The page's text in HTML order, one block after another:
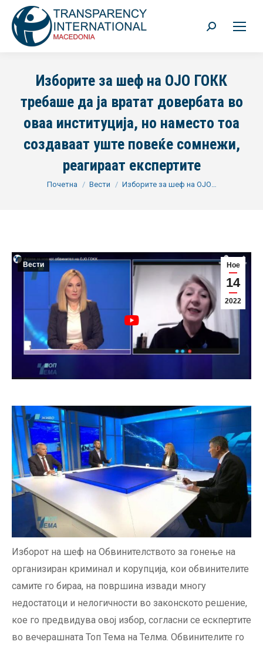
Search:
Изборите за шеф на ОЈО ГОКК
требаше да ја вратат довербата во
оваа институција, но наместо тоа
создаваат уште повеќе сомнежи,
реагираат експертите
You are here:
Почетна Вести Изборите за шеф на ОЈО…
Ное
14
2022
Вести
Изборот на шеф на Обвинителството за гонење на
организиран криминал и корупција, кои обвинителите
самите го бираа, на површина извади многу
недостатоци и нелогичности во законското решение,
кое го предвидува овој избор, согласни се ескпертите
во вечерашната Топ Тема на Телма. Обвинителите го